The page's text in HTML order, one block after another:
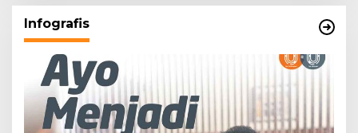
Infografis